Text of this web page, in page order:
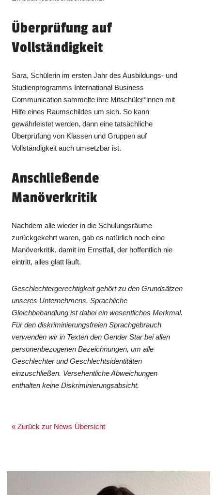
Überprüfung auf
Vollständigkeit
Sara, Schülerin im ersten Jahr des Ausbildungs- und
Studienprogramms International Business
Communication sammelte ihre Mitschüler*innen mit
Hilfe eines Raumschildes um sich. So kann
gewährleistet werden, dann eine tatsächliche
Überprüfung von Klassen und Gruppen auf
Vollständigkeit auch umsetzbar ist.
Anschließende
Manöverkritik
Nachdem alle wieder in die Schulungsräume
zurückgekehrt waren, gab es natürlich noch eine
Manöverkritik, damit im Ernstfall, der hoffentlich nie
eintritt, alles glatt läuft.
Geschlechtergerechtigkeit gehört zu den Grundsätzen
unseres Unternehmens. Sprachliche
Gleichbehandlung ist dabei ein wesentliches Merkmal.
Für den diskriminierungsfreien Sprachgebrauch
verwenden wir in Texten den Gender Star bei allen
personenbezogenen Bezeichnungen, um alle
Geschlechter und Geschlechtsidentitäten
einzuschließen. Versehentliche Abweichungen
enthalten keine Diskriminierungsabsicht.
« Zurück zur News-Übersicht